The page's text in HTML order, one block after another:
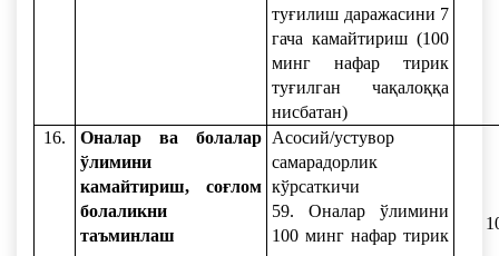
туғилиш даражасини 7
гача камайтириш (100
минг нафар тирик
туғилган чақалоққа
нисбатан)
16.
Оналар ва болалар
ўлимини
камайтириш, соғлом
болаликни
таъминлаш
Асосий/устувор
самарадорлик
кўрсаткичи
59. Оналар ўлимини
100 минг нафар тирик